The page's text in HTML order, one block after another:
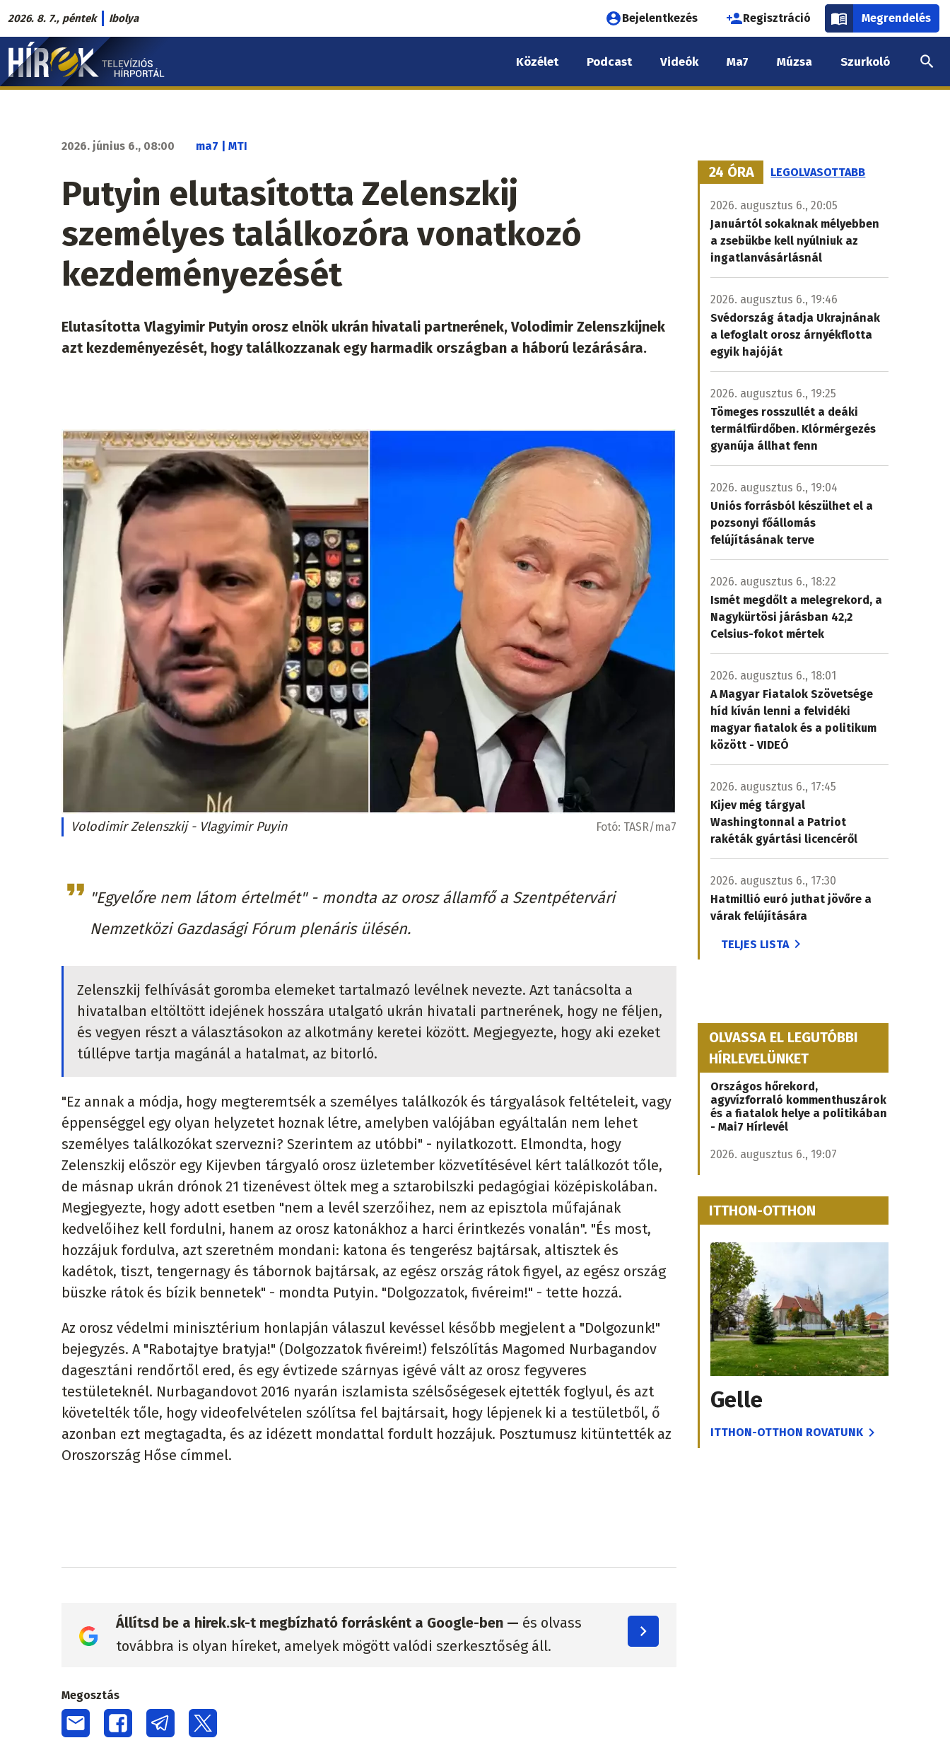
Ugrás
a
tartalomra
2026. 8. 7., péntek Ibolya
Felhasználói
fiók
menüje
Bejelentkezés Regisztráció Megrendelés
Hírek.sk
fő
Közélet Podcast Videók Ma7 Múzsa Szurkoló
2026. június 6., 08:00 ma7 | MTI
Putyin elutasította Zelenszkij
személyes találkozóra vonatkozó
kezdeményezését
Elutasította Vlagyimir Putyin orosz elnök ukrán hivatali partnerének, Volodimir Zelenszkijnek
azt kezdeményezését, hogy találkozzanak egy harmadik országban a háború lezárására.
Volodimir Zelenszkij - Vlagyimir Puyin Fotó: TASR/ma7
"Egyelőre nem látom értelmét" - mondta az orosz államfő a Szentpétervári
Nemzetközi Gazdasági Fórum plenáris ülésén.
Zelenszkij felhívását goromba elemeket tartalmazó levélnek nevezte. Azt tanácsolta a
hivatalban eltöltött idejének hosszára utalgató ukrán hivatali partnerének, hogy ne féljen,
és vegyen részt a választásokon az alkotmány keretei között. Megjegyezte, hogy aki ezeket
túllépve tartja magánál a hatalmat, az bitorló.
"Ez annak a módja, hogy megteremtsék a személyes találkozók és tárgyalások feltételeit, vagy
éppenséggel egy olyan helyzetet hoznak létre, amelyben valójában egyáltalán nem lehet
személyes találkozókat szervezni? Szerintem az utóbbi" - nyilatkozott. Elmondta, hogy
Zelenszkij először egy Kijevben tárgyaló orosz üzletember közvetítésével kért találkozót tőle,
de másnap ukrán drónok 21 tizenévest öltek meg a sztarobilszki pedagógiai középiskolában.
Megjegyezte, hogy adott esetben "nem a levél szerzőihez, nem az episztola műfajának
kedvelőihez kell fordulni, hanem az orosz katonákhoz a harci érintkezés vonalán". "És most,
hozzájuk fordulva, azt szeretném mondani: katona és tengerész bajtársak, altisztek és
kadétok, tiszt, tengernagy és tábornok bajtársak, az egész ország rátok figyel, az egész ország
büszke rátok és bízik bennetek" - mondta Putyin. "Dolgozzatok, fivéreim!" - tette hozzá.
Az orosz védelmi minisztérium honlapján válaszul kevéssel később megjelent a "Dolgozunk!"
bejegyzés. A "Rabotajtye bratyja!" (Dolgozzatok fivéreim!) felszólítás Magomed Nurbagandov
dagesztáni rendőrtől ered, és egy évtizede szárnyas igévé vált az orosz fegyveres
testületeknél. Nurbagandovot 2016 nyarán iszlamista szélsőségesek ejtették foglyul, és azt
követelték tőle, hogy videofelvételen szólítsa fel bajtársait, hogy lépjenek ki a testületből, ő
azonban ezt megtagadta, és az idézett mondattal fordult hozzájuk. Posztumusz kitüntették az
Oroszország Hőse címmel.
Állítsd be a hirek.sk-t megbízható forrásként a Google-ben — és olvass
továbbra is olyan híreket, amelyek mögött valódi szerkesztőség áll.
Megosztás
24 ÓRA LEGOLVASOTTABB
2026. augusztus 6., 20:05
Januártól sokaknak mélyebben
a zsebükbe kell nyúlniuk az
ingatlanvásárlásnál
2026. augusztus 6., 19:46
Svédország átadja Ukrajnának
a lefoglalt orosz árnyékflotta
egyik hajóját
2026. augusztus 6., 19:25
Tömeges rosszullét a deáki
termálfürdőben. Klórmérgezés
gyanúja állhat fenn
2026. augusztus 6., 19:04
Uniós forrásból készülhet el a
pozsonyi főállomás
felújításának terve
2026. augusztus 6., 18:22
Ismét megdőlt a melegrekord, a
Nagykürtösi járásban 42,2
Celsius-fokot mértek
2026. augusztus 6., 18:01
A Magyar Fiatalok Szövetsége
híd kíván lenni a felvidéki
magyar fiatalok és a politikum
között - VIDEÓ
2026. augusztus 6., 17:45
Kijev még tárgyal
Washingtonnal a Patriot
rakéták gyártási licencéről
2026. augusztus 6., 17:30
Hatmillió euró juthat jövőre a
várak felújítására
TELJES LISTA
OLVASSA EL LEGUTÓBBI
HÍRLEVELÜNKET
Országos hőrekord,
agyvízforraló kommenthuszárok
és a fiatalok helye a politikában
- Mai7 Hírlevél
2026. augusztus 6., 19:07
ITTHON-OTTHON
Gelle
ITTHON-OTTHON ROVATUNK